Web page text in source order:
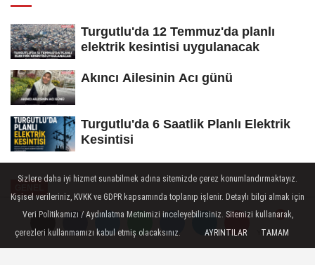
Yorumlar
Turgutlu'da 12 Temmuz'da planlı
elektrik kesintisi uygulanacak
Akıncı Ailesinin Acı günü
Turgutlu'da 6 Saatlik Planlı Elektrik
Kesintisi
Yayınlanma: 02 Nisan 2025 - 15:21
Manisa Büyükşehir
Yorumlar
Sizlere daha iyi hizmet sunabilmek adına sitemizde çerez konumlandırmaktayız.
Kişisel verileriniz, KVKK ve GDPR kapsamında toplanıp işlenir. Detaylı bilgi almak için
Veri Politikamızı / Aydınlatma Metnimizi inceleyebilirsiniz. Sitemizi kullanarak,
çerezleri kullanmamızı kabul etmiş olacaksınız.
AYRINTILAR TAMAM